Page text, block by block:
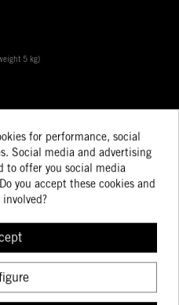
5 kg)
our latest news!
for performance, social
Social media and advertising
to offer you social media
you accept these cookies and